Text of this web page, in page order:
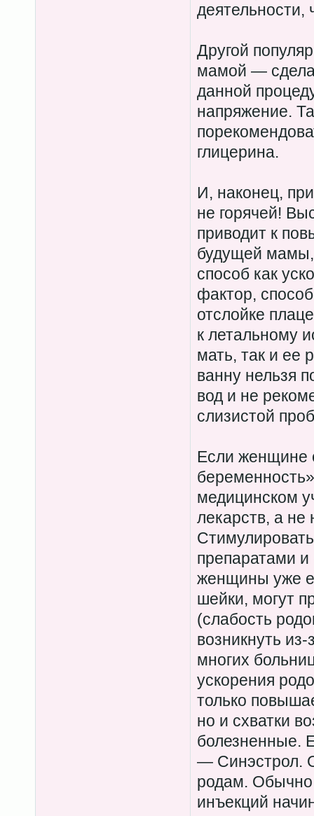
деятельности,
Другой
мамой —
данной
напряжение.
глицерина.
И, наконец,
не горячей!
приводит к
будущей мамы,
способ как
фактор,
отслойке
к летальному
мать, так и ее
ванну нельзя
вод и не
слизистой
Если женщине
медицинском
лекарств, а не
препаратами
женщины уже
шейки, могут
(слабость
возникнуть
многих
ускорения
только
но и схватки
болезненные.
— Синэстрол.
родам.
инъекций